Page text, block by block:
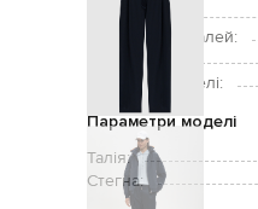
Догляд:
Підкладка деталей:
Зріст моделі:
Розмір на моделі:
Параметри моделі
Талія:
Стегна: